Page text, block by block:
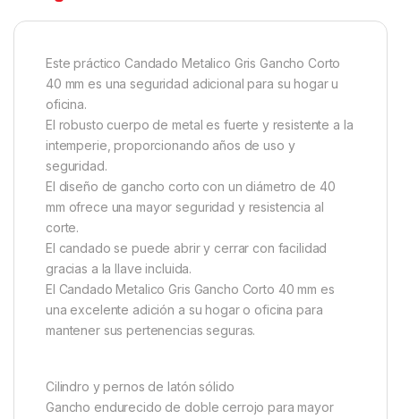
Este práctico Candado Metalico Gris Gancho Corto
40 mm es una seguridad adicional para su hogar u
oficina.
El robusto cuerpo de metal es fuerte y resistente a la
intemperie, proporcionando años de uso y
seguridad.
El diseño de gancho corto con un diámetro de 40
mm ofrece una mayor seguridad y resistencia al
corte.
El candado se puede abrir y cerrar con facilidad
gracias a la llave incluida.
El Candado Metalico Gris Gancho Corto 40 mm es
una excelente adición a su hogar o oficina para
mantener sus pertenencias seguras.
Cilindro y pernos de latón sólido
Gancho endurecido de doble cerrojo para mayor